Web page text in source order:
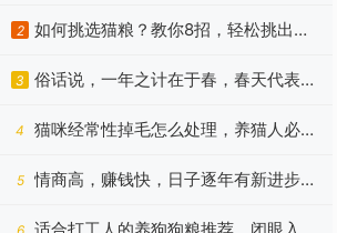
2
如何挑选猫粮？教你8招，轻松挑出优
质猫粮！
3
俗话说，一年之计在于春，春天代表着
朝气蓬勃、代表着希望
4
猫咪经常性掉毛怎么处理，养猫人必
看！
5
情商高，赚钱快，日子逐年有新进步的
四个星座，今年更好
6